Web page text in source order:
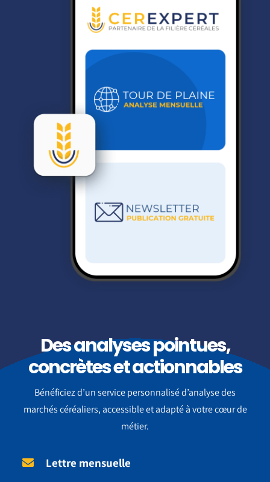
Des analyses pointues,
concrètes et actionnables
Bénéficiez d’un service personnalisé d’analyse des
marchés céréaliers, accessible et adapté à votre cœur de
métier.
Lettre mensuelle